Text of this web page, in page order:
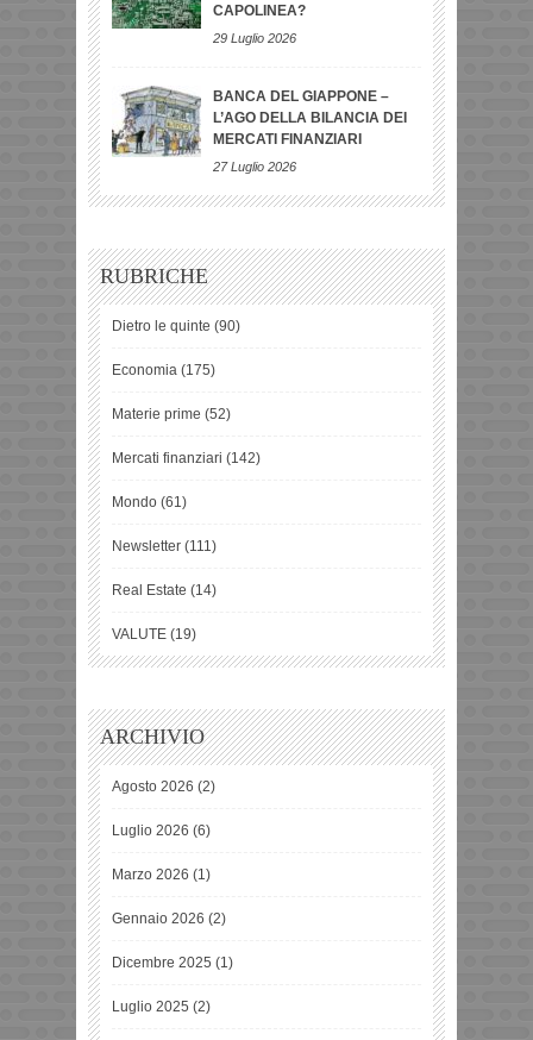
CAPOLINEA?
29 Luglio 2026
BANCA DEL GIAPPONE –
L’AGO DELLA BILANCIA DEI
MERCATI FINANZIARI
27 Luglio 2026
RUBRICHE
Dietro le quinte (90)
Economia (175)
Materie prime (52)
Mercati finanziari (142)
Mondo (61)
Newsletter (111)
Real Estate (14)
VALUTE (19)
ARCHIVIO
Agosto 2026 (2)
Luglio 2026 (6)
Marzo 2026 (1)
Gennaio 2026 (2)
Dicembre 2025 (1)
Luglio 2025 (2)